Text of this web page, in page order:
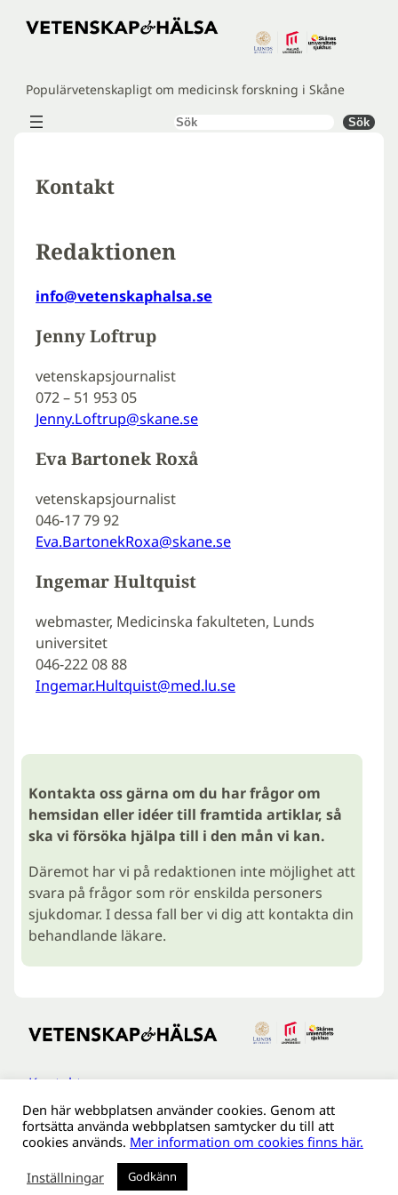
Hoppa
Populärvetenskapligt om medicinsk forskning i Skåne
Sök Sök
Kontakt
Redaktionen
info@vetenskaphalsa.se
Jenny Loftrup
vetenskapsjournalist
072 – 51 953 05
Jenny.Loftrup@skane.se
Eva Bartonek Roxå
vetenskapsjournalist
046-17 79 92
Eva.BartonekRoxa@skane.se
Ingemar Hultquist
webmaster, Medicinska fakulteten, Lunds
universitet
046-222 08 88
Ingemar.Hultquist@med.lu.se
Kontakta oss gärna om du har frågor om
hemsidan eller idéer till framtida artiklar, så
ska vi försöka hjälpa till i den mån vi kan.
Däremot har vi på redaktionen inte möjlighet att
svara på frågor som rör enskilda personers
sjukdomar. I dessa fall ber vi dig att kontakta din
behandlande läkare.
Kontakt
Tillgänglighetsredogöreldse
Om webbplatsen
Behandling av personuppgifter
Den här webbplatsen använder cookies. Genom att
fortsätta använda webbplatsen samtycker du till att
cookies används. Mer information om cookies finns här.
Inställningar
Godkänn